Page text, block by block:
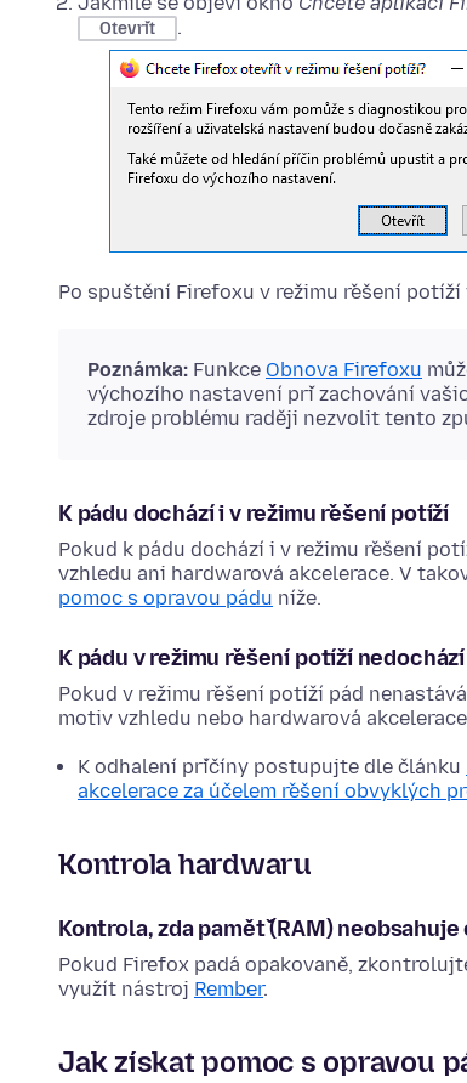
Otevřít .
Po spuštění Firefoxu v režimu řešení
Poznámka: Funkce Obnova Firefoxu
výchozího nastavení při zachování
zdroje problému raději nezvolit tento
K pádu dochází i v režimu řešení potíží
Pokud k pádu dochází i v režimu řešení
vzhledu ani hardwarová akcelerace. V
pomoc s opravou pádu níže.
K pádu v režimu řešení potíží nedochází
Pokud v režimu řešení potíží pád
motiv vzhledu nebo hardwarová
K odhalení příčíny postupujte dle článku
akcelerace za účelem řešení obvyklých
Kontrola hardwaru
Kontrola, zda paměť (RAM) neobsahuje
Pokud Firefox padá opakovaně,
využít nástroj Rember.
Jak získat pomoc s opravou